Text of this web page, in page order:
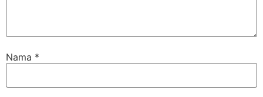
Nama *